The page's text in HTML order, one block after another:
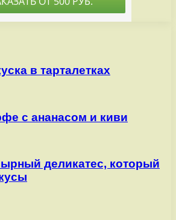
в тарталетках
с ананасом и киви
деликатес, который